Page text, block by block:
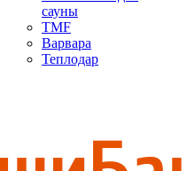
сауны
TMF
Варвара
Теплодар